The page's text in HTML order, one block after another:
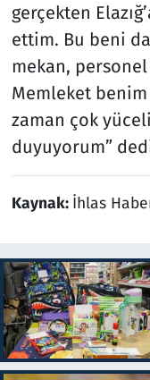
gerçekten
ettim. Bu beni
mekan,
Memleket benim
zaman çok
duyuyorum”
Kaynak: İhlas